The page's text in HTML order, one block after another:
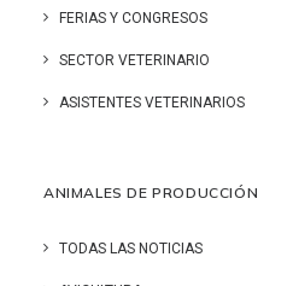
FERIAS Y CONGRESOS
SECTOR VETERINARIO
ASISTENTES VETERINARIOS
ANIMALES DE PRODUCCIÓN
TODAS LAS NOTICIAS